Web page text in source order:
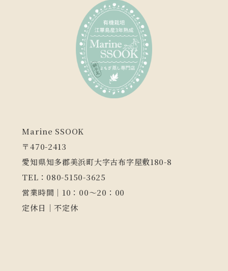
Marine SSOOK
〒470-2413
愛知県知多郡美浜町大字古布字屋敷180-8
TEL：080-5150-3625
営業時間｜10：00～20：00
定休日｜不定休